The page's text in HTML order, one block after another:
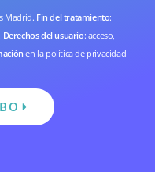
Madrid. Fin del tratamiento:
Derechos del usuario: acceso,
en la política de privacidad